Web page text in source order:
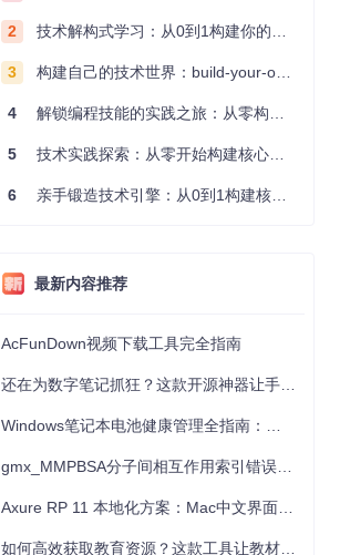
2 技术解构式学习：从0到1构建你的编程知识体系
3 构建自己的技术世界：build-your-own-x项目的实践探索指南
4 解锁编程技能的实践之旅：从零构建你的技术世界
5 技术实践探索：从零开始构建核心系统的实践指南
6 亲手锻造技术引擎：从0到1构建核心系统的实践指南
最新内容推荐
AcFunDown视频下载工具完全指南